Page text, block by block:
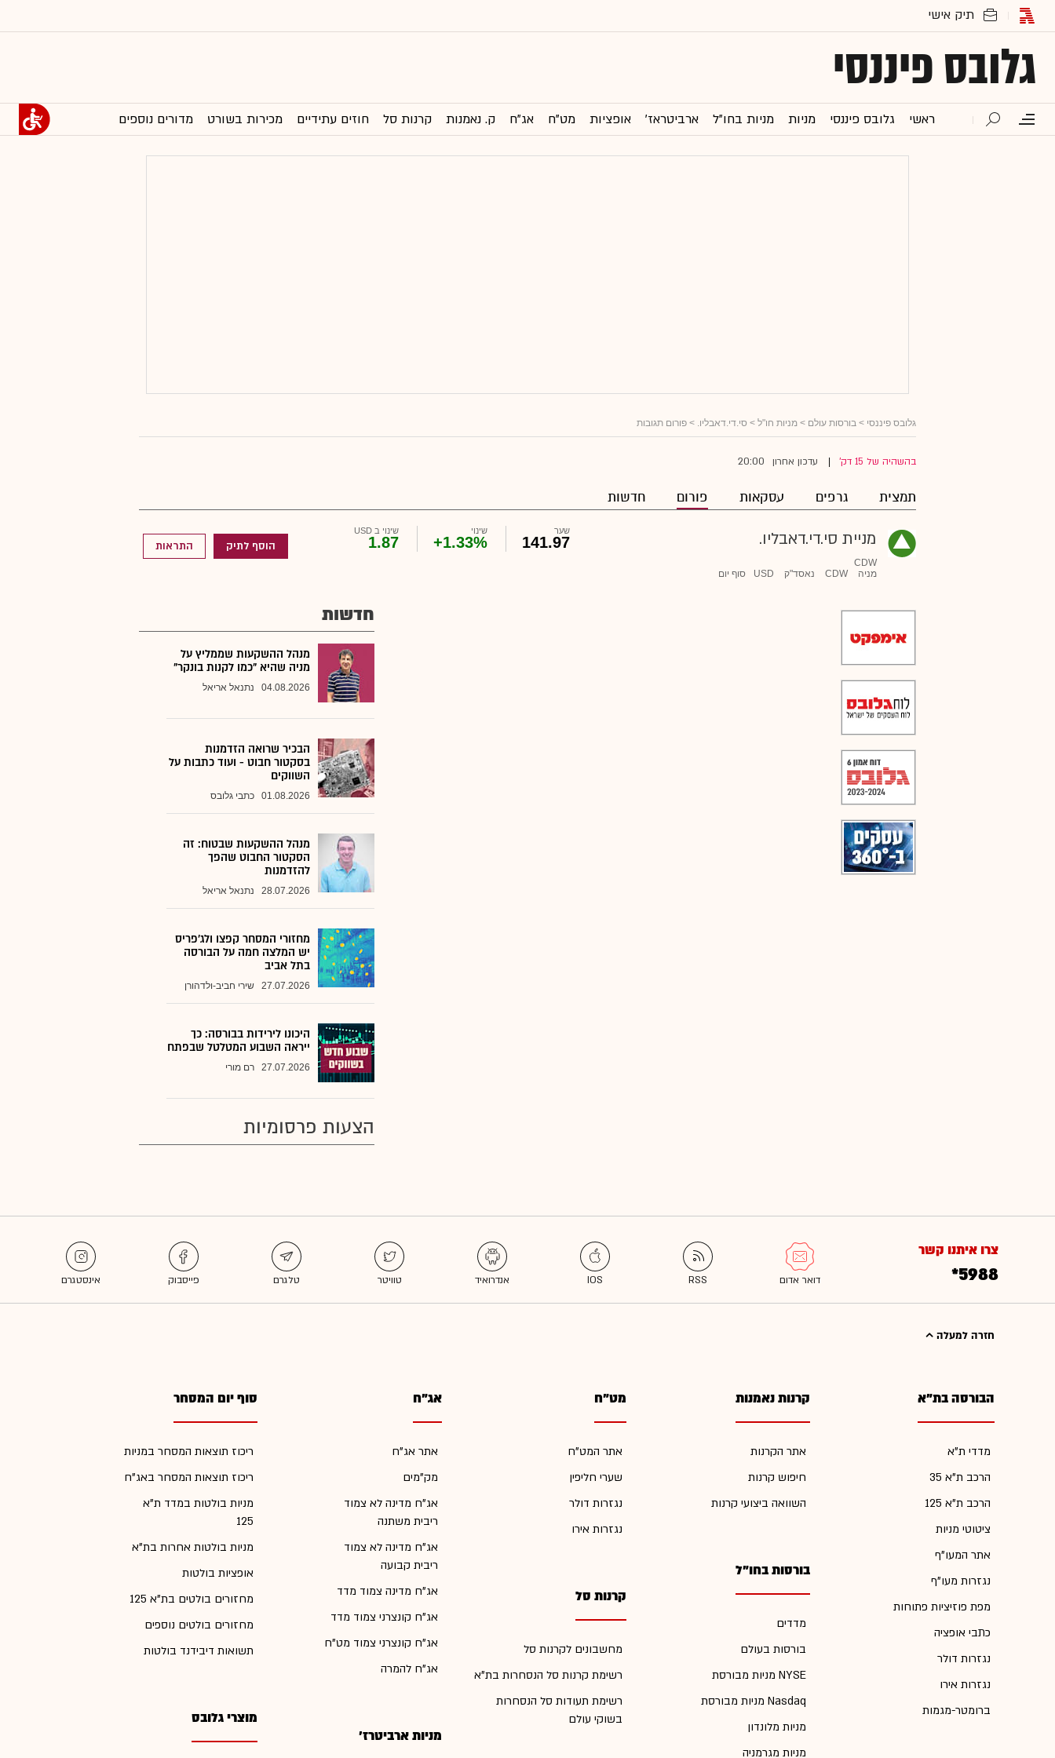
גלובס פיננסי
ראשי גלובס פיננסי מניות מניות בחו"ל ארביטראז' אופציות מט"ח אג"ח ק. נאמנות קרנות סל חוזים עתידיים מכירות בשורט מדורים נוספים
גלובס פיננסי > בורסות עולם > מניות חו"ל > סי.די.דאבליו. > פורום תגובות
בהשהיה של 15 דק' עדכון אחרון 20:00
תמצית גרפים עסקאות פורום חדשות
מניית סי.די.דאבליו.
CDW
מניה
CDW נאסד"ק USD סוף יום
שער
141.97
שינוי
+1.33%
שינוי ב USD
1.87 הוסף לתיק התראות
חדשות
מנהל ההשקעות שממליץ על
מניה שהיא "כמו לקנות בונקר"
04.08.2026 נתנאל אריאל
הבכיר שרואה הזדמנות
בסקטור חבוט - ועוד כתבות על
השווקים
01.08.2026 כתבי גלובס
מנהל ההשקעות שבטוח: זה
הסקטור החבוט שהפך
להזדמנות
28.07.2026 נתנאל אריאל
מחזורי המסחר קפצו ולג'פריס
יש המלצה חמה על הבורסה
בתל אביב
27.07.2026 שירי חביב-ולדהורן
היכונו לירידות בבורסה: כך
ייראה השבוע המטלטל שבפתח
27.07.2026 רם מורי
הצעות פרסומיות
צרו איתנו קשר
*5988
חזרה למעלה
הבורסה בת"א
מדדי ת"א
הרכב ת"א 35
הרכב ת"א 125
ציטוטי מניות
אתר המעו"ף
נגזרות מעו"ף
מפת פוזיציות פתוחות
כתבי אופציה
נגזרות דולר
נגזרות אירו
ברומטר-מגמות
קרנות נאמנות
אתר הקרנות
חיפוש קרנות
השוואה ביצועי קרנות
בורסות בחו"ל
מדדים
בורסות בעולם
מניות מבורסת NYSE
מניות מבורסת Nasdaq
מניות מלונדון
מניות מגרמניה
מט"ח
אתר המט"ח
שערי חליפין
נגזרות דולר
נגזרות אירו
קרנות סל
מחשבונים לקרנות סל
רשימת קרנות סל הנסחרות בת"א
רשימת תעודות סל הנסחרות
בשוקי עולם
אג"ח
אתר אג"ח
מק"מים
אג"ח מדינה לא צמוד
ריבית משתנה
אג"ח מדינה לא צמוד
ריבית קבועה
אג"ח מדינה צמוד מדד
אג"ח קונצרני צמוד מדד
אג"ח קונצרני צמוד מט"ח
אג"ח להמרה
מניות ארביטרז'
סוף יום המסחר
ריכוז תוצאות המסחר במניות
ריכוז תוצאות המסחר באג"ח
מניות בולטות במדד ת"א
125
מניות בולטות אחרות בת"א
אופציות בולטות
מחזורים בולטים בת"א 125
מחזורים בולטים נוספים
תשואות דיבידנד בולטות
מוצרי גלובס